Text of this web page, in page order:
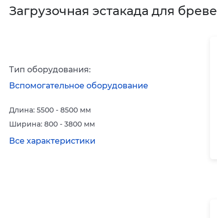
Загрузочная эстакада для
Тип оборудования:
Вспомогательное оборудование
Длина: 5500 - 8500 мм
Ширина: 800 - 3800 мм
Все характеристики